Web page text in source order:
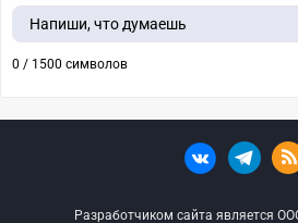
Напиши, что думаешь
0 / 1500 символов
Разработчиком сайта является